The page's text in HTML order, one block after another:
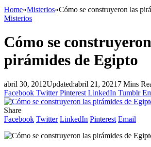
Home»Misterios»Cómo se construyeron las
Misterios
Cómo se
pirámides de Egipto
abril 30, 2012Updated:abril 21, 2021 7 Mins
Facebook Twitter Pinterest LinkedIn Tumblr
Share
Facebook Twitter LinkedIn Pinterest Email